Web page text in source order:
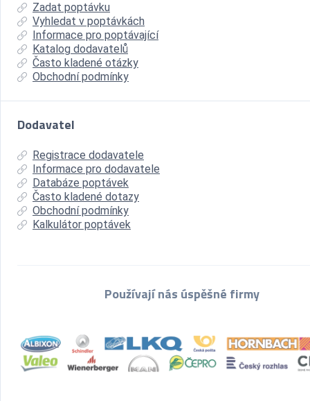
Zadat poptávku
Vyhledat v poptávkách
Informace pro poptávající
Katalog dodavatelů
Často kladené otázky
Obchodní podmínky
Dodavatel
Registrace dodavatele
Informace pro dodavatele
Databáze poptávek
Často kladené dotazy
Obchodní podmínky
Kalkulátor poptávek
Používají nás úspěšné firmy